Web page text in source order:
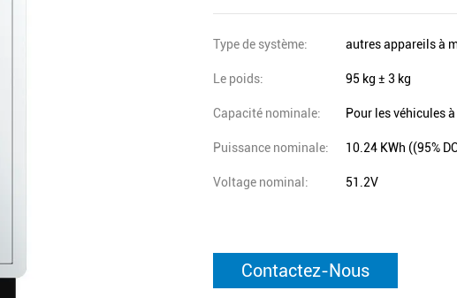
Type de système: autres appareils à
Le poids: 95 kg ± 3 kg
Capacité nominale: Pour les véhicules
Puissance nominale: 10.24 KWh ((95%
Voltage nominal: 51.2V
Contactez-Nous